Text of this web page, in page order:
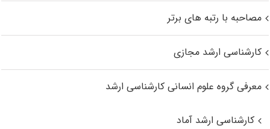
مصاحبه با رتبه های برتر
کارشناسی ارشد مجازی
معرفی گروه علوم انسانی کارشناسی ارشد
کارشناسی ارشد آماد